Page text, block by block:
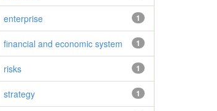
1
enterprise
1
financial and economic system
1
risks
1
strategy